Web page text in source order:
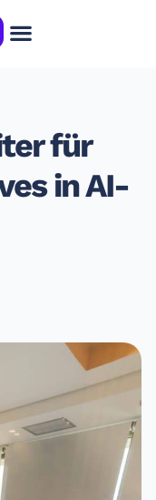
für
in AI-